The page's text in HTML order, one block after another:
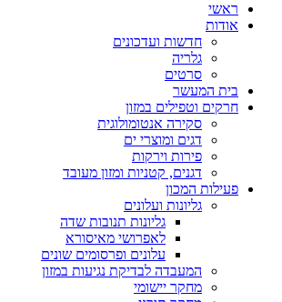
ראשי
אודות
חדשות ועדכונים
גלריה
סרטים
בית המעשר
חרקים וטפילים במזון
סקירה אנטומולוגית
דגים ומוצרי ים
פירות וירקות
דגנים, קטניות ומזון מעובד
פעילות המכון
גליונות ועלונים
גליונות תנובות שדה
לאפרושי מאיסורא
עלונים ופרסומים שונים
המעבדה לבדיקת נגיעות במזון
מחקר יישומי